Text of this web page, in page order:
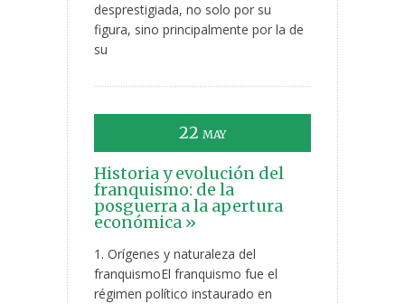
desprestigiada, no solo por su
figura, sino principalmente por la de
su
22 MAY
Historia y evolución del
franquismo: de la
posguerra a la apertura
económica »
1. Orígenes y naturaleza del
franquismoEl franquismo fue el
régimen político instaurado en